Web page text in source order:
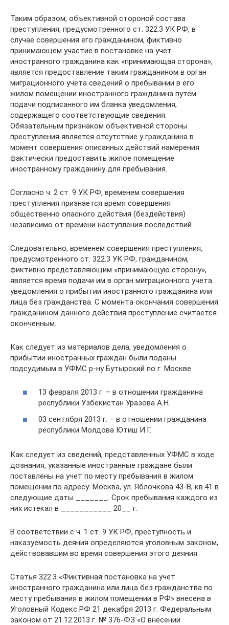
Таким образом, объективной стороной состава
преступления, предусмотренного ст. 322.3 УК РФ, в
случае совершения его гражданином, фиктивно
принимающем участие в постановке на учет
иностранного гражданина как «принимающая сторона»,
является предоставление таким гражданином в орган
миграционного учета сведений о пребывании в его
жилом помещении иностранного гражданина путем
подачи подписанного им бланка уведомления,
содержащего соответствующие сведения.
Обязательным признаком объективной стороны
преступления является отсутствие у гражданина в
момент совершения описанных действий намерения
фактически предоставить жилое помещение
иностранному гражданину для пребывания.
Согласно ч. 2 ст. 9 УК РФ, временем совершения
преступления признается время совершения
общественно опасного действия (бездействия)
независимо от времени наступления последствий.
Следовательно, временем совершения преступления,
предусмотренного ст. 322.3 УК РФ, гражданином,
фиктивно представляющим «принимающую сторону»,
является время подачи им в орган миграционного учета
уведомления о прибытии иностранного гражданина или
лица без гражданства. С момента окончания совершения
гражданином данного действия преступление считается
оконченным.
Как следует из материалов дела, уведомления о
прибытии иностранных граждан были поданы
подсудимым в УФМС р-ну Бутырский по г. Москве
13 февраля 2013 г. – в отношении гражданина
республики Узбекистан Уразова А.Н.
03 сентября 2013 г. – в отношении гражданина
республики Молдова Ютиш И.Г.
Как следует из сведений, представленных УФМС в ходе
дознания, указанные иностранные граждане были
поставлены на учет по месту пребывания в жилом
помещении по адресу: Москва, ул. Яблочкова 43-В, кв.41 в
следующие даты _______. Срок пребывания каждого из
них истекал в ___________ 20__ г.
В соответствии с ч. 1 ст. 9 УК РФ, преступность и
наказуемость деяния определяются уголовным законом,
действовавшим во время совершения этого деяния.
Статья 322.3 «Фиктивная постановка на учет
иностранного гражданина или лица без гражданства по
месту пребывания в жилом помещении в РФ» внесена в
Уголовный Кодекс РФ 21 декабря 2013 г. Федеральным
законом от 21.12.2013 г. № 376-ФЗ «О внесении